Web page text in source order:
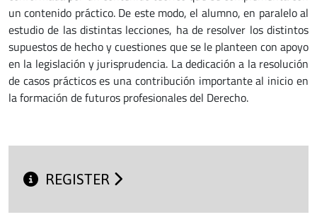
un contenido práctico. De este modo, el alumno, en paralelo al
estudio de las distintas lecciones, ha de resolver los distintos
supuestos de hecho y cuestiones que se le planteen con apoyo
en la legislación y jurisprudencia. La dedicación a la resolución
de casos prácticos es una contribución importante al inicio en
la formación de futuros profesionales del Derecho.
REGISTER